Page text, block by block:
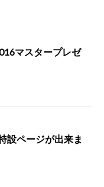
マスタープレゼ
設ページが出来ま